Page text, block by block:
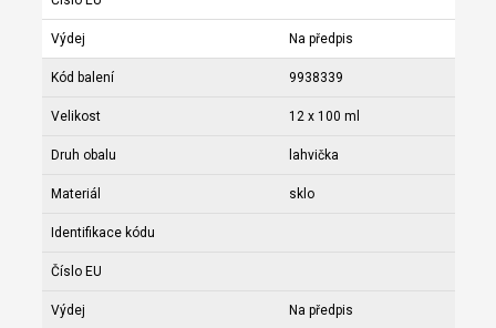
Výdej Na předpis
Kód balení 9938339
Velikost 12 x 100 ml
Druh obalu lahvička
Materiál sklo
Identifikace kódu
Číslo EU
Výdej Na předpis